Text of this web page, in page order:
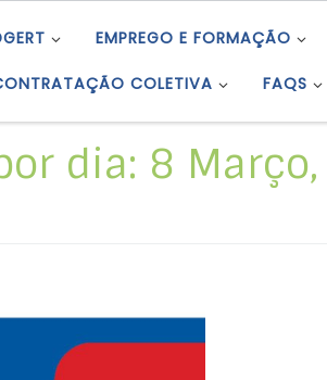
EMPREGO E FORMAÇÃO
COLETIVA FAQS
dia: 8